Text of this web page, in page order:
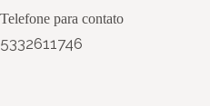
Telefone para contato
5332611746